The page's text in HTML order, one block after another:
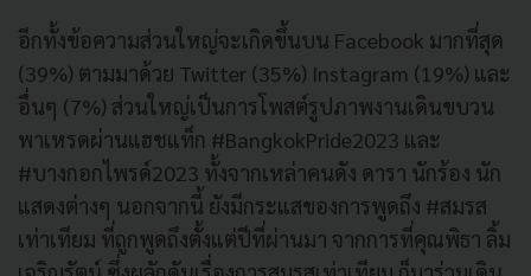
อีกทั้งข้อความส่วนใหญ่จะเกิดขึ้นบน Facebook มากที่สุด
(39%) ตามมาด้วย Twitter (35%) Instagram (19%) และ
อื่นๆ (7%) ส่วนใหญ่เป็นการโพสต์รูปภาพงานเดินขบวน
พาเหรดผ่านแฮชแท็ก #BangkokPride2023 และ
#บางกอกไพรด์2023 ทั้งจากเหล่าคนดัง ดารา นักร้อง นัก
แสดงต่างๆ นอกจากนี้ ยังมีกระแสของการพูดถึง #สมรส
เท่าเทียม ที่ถูกพูดถึงตั้งแต่ปีที่ผ่านมา จากการที่คุณพิธา ลิ้ม